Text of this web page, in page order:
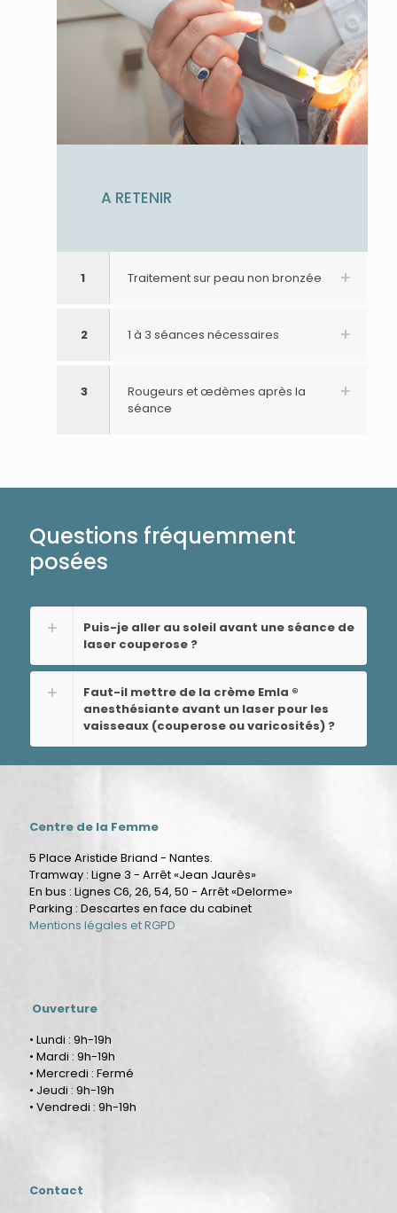
A RETENIR
1 Traitement sur peau non bronzée
2 1 à 3 séances nécessaires
3
Rougeurs et œdèmes après la
séance
Questions fréquemment
posées
Puis-je aller au soleil avant une séance de
laser couperose ?
Faut-il mettre de la crème Emla ®
anesthésiante avant un laser pour les
vaisseaux (couperose ou varicosités) ?
Centre de la Femme
5 Place Aristide Briand - Nantes.
Tramway : Ligne 3 - Arrêt «Jean Jaurès»
En bus : Lignes C6, 26, 54, 50 - Arrêt «Delorme»
Parking : Descartes en face du cabinet
Mentions légales et RGPD
Ouverture
• Lundi : 9h-19h
• Mardi : 9h-19h
• Mercredi : Fermé
• Jeudi : 9h-19h
• Vendredi : 9h-19h
Contact